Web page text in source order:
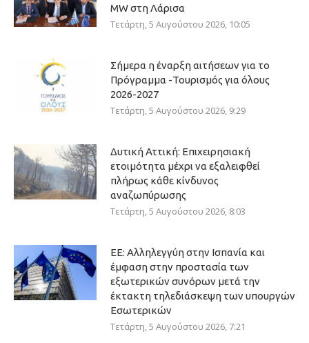
ΜW στη Λάρισα
Τετάρτη, 5 Αυγούστου 2026, 10:05
Σήμερα η έναρξη αιτήσεων για το
Πρόγραμμα -Τουρισμός για όλους
2026-2027
Τετάρτη, 5 Αυγούστου 2026, 9:29
Δυτική Αττική: Επιχειρησιακή
ετοιμότητα μέχρι να εξαλειφθεί
πλήρως κάθε κίνδυνος
αναζωπύρωσης
Τετάρτη, 5 Αυγούστου 2026, 8:03
ΕΕ: Αλληλεγγύη στην Ισπανία και
έμφαση στην προστασία των
εξωτερικών συνόρων μετά την
έκτακτη τηλεδιάσκεψη των υπουργών
Εσωτερικών
Τετάρτη, 5 Αυγούστου 2026, 7:21